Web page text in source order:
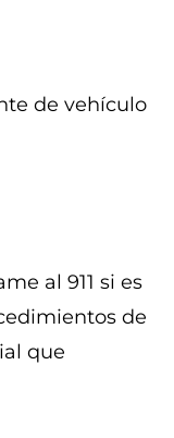
de vehículo
al 911 si es
de
que